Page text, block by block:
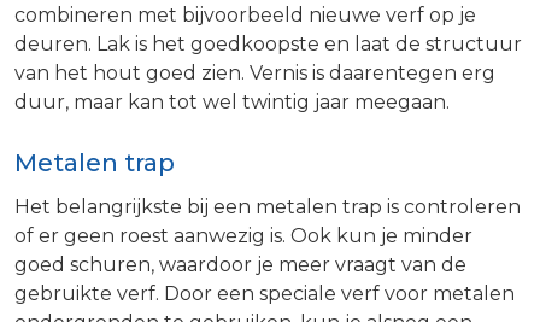
combineren met bijvoorbeeld nieuwe verf op je
deuren. Lak is het goedkoopste en laat de structuur
van het hout goed zien. Vernis is daarentegen erg
duur, maar kan tot wel twintig jaar meegaan.
Metalen trap
Het belangrijkste bij een metalen trap is controleren
of er geen roest aanwezig is. Ook kun je minder
goed schuren, waardoor je meer vraagt van de
gebruikte verf. Door een speciale verf voor metalen